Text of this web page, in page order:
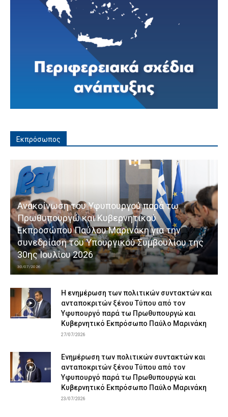
Εκπρόσωπος
Ανακοίνωση του Υφυπουργού παρά τω
Πρωθυπουργώ και Κυβερνητικού
Εκπροσώπου Παύλου Μαρινάκη για την
συνεδρίαση του Υπουργικού Συμβουλίου της
30ης Ιουλίου 2026
30/07/2026
Η ενημέρωση των πολιτικών συντακτών και
ανταποκριτών ξένου Τύπου από τον
Υφυπουργό παρά τω Πρωθυπουργώ και
Κυβερνητικό Εκπρόσωπο Παύλο Μαρινάκη
27/07/2026
Ενημέρωση των πολιτικών συντακτών και
ανταποκριτών ξένου Τύπου από τον
Υφυπουργό παρά τω Πρωθυπουργώ και
Κυβερνητικό Εκπρόσωπο Παύλο Μαρινάκη
23/07/2026